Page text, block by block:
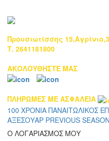
Προυσιωτίσσης
Τ. 2641181800
ΑΚΟΛΟΥΘΗΣΤΕ ΜΑΣ
ΠΛΗΡΩΜΕΣ ΜΕ ΑΣΦΑΛΕΙΑ
100 ΧΡΟΝΙΑ ΠΑΝΑΙΤΩΛΙΚΟΣ
ΑΞΕΣΟΥΑΡ PREVIOUS SEASON
Ο ΛΟΓΑΡΙΑΣΜΟΣ ΜΟΥ